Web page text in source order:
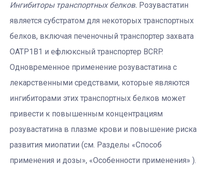
Ингибиторы транспортных белков. Розувастатин
является субстратом для некоторых транспортных
белков, включая печеночный транспортер захвата
OATP1B1 и ефлюксный транспортер BCRP.
Одновременное применение розувастатина с
лекарственными средствами, которые являются
ингибиторами этих транспортных белков может
привести к повышенным концентрациям
розувастатина в плазме крови и повышение риска
развития миопатии (см. Разделы «Способ
применения и дозы», «Особенности применения» ).